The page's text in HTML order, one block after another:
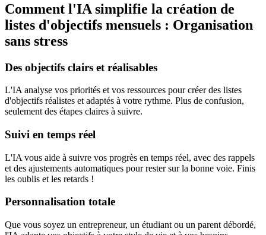
Comment l'IA simplifie la création de
listes d'objectifs mensuels : Organisation
sans stress
Des objectifs clairs et réalisables
L'IA analyse vos priorités et vos ressources pour créer des listes
d'objectifs réalistes et adaptés à votre rythme. Plus de confusion,
seulement des étapes claires à suivre.
Suivi en temps réel
L'IA vous aide à suivre vos progrès en temps réel, avec des rappels
et des ajustements automatiques pour rester sur la bonne voie. Finis
les oublis et les retards !
Personnalisation totale
Que vous soyez un entrepreneur, un étudiant ou un parent débordé,